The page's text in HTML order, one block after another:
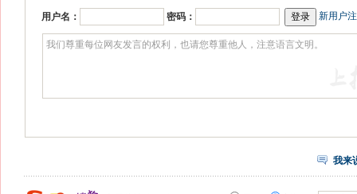
用户名： 密码： 新用户
我来